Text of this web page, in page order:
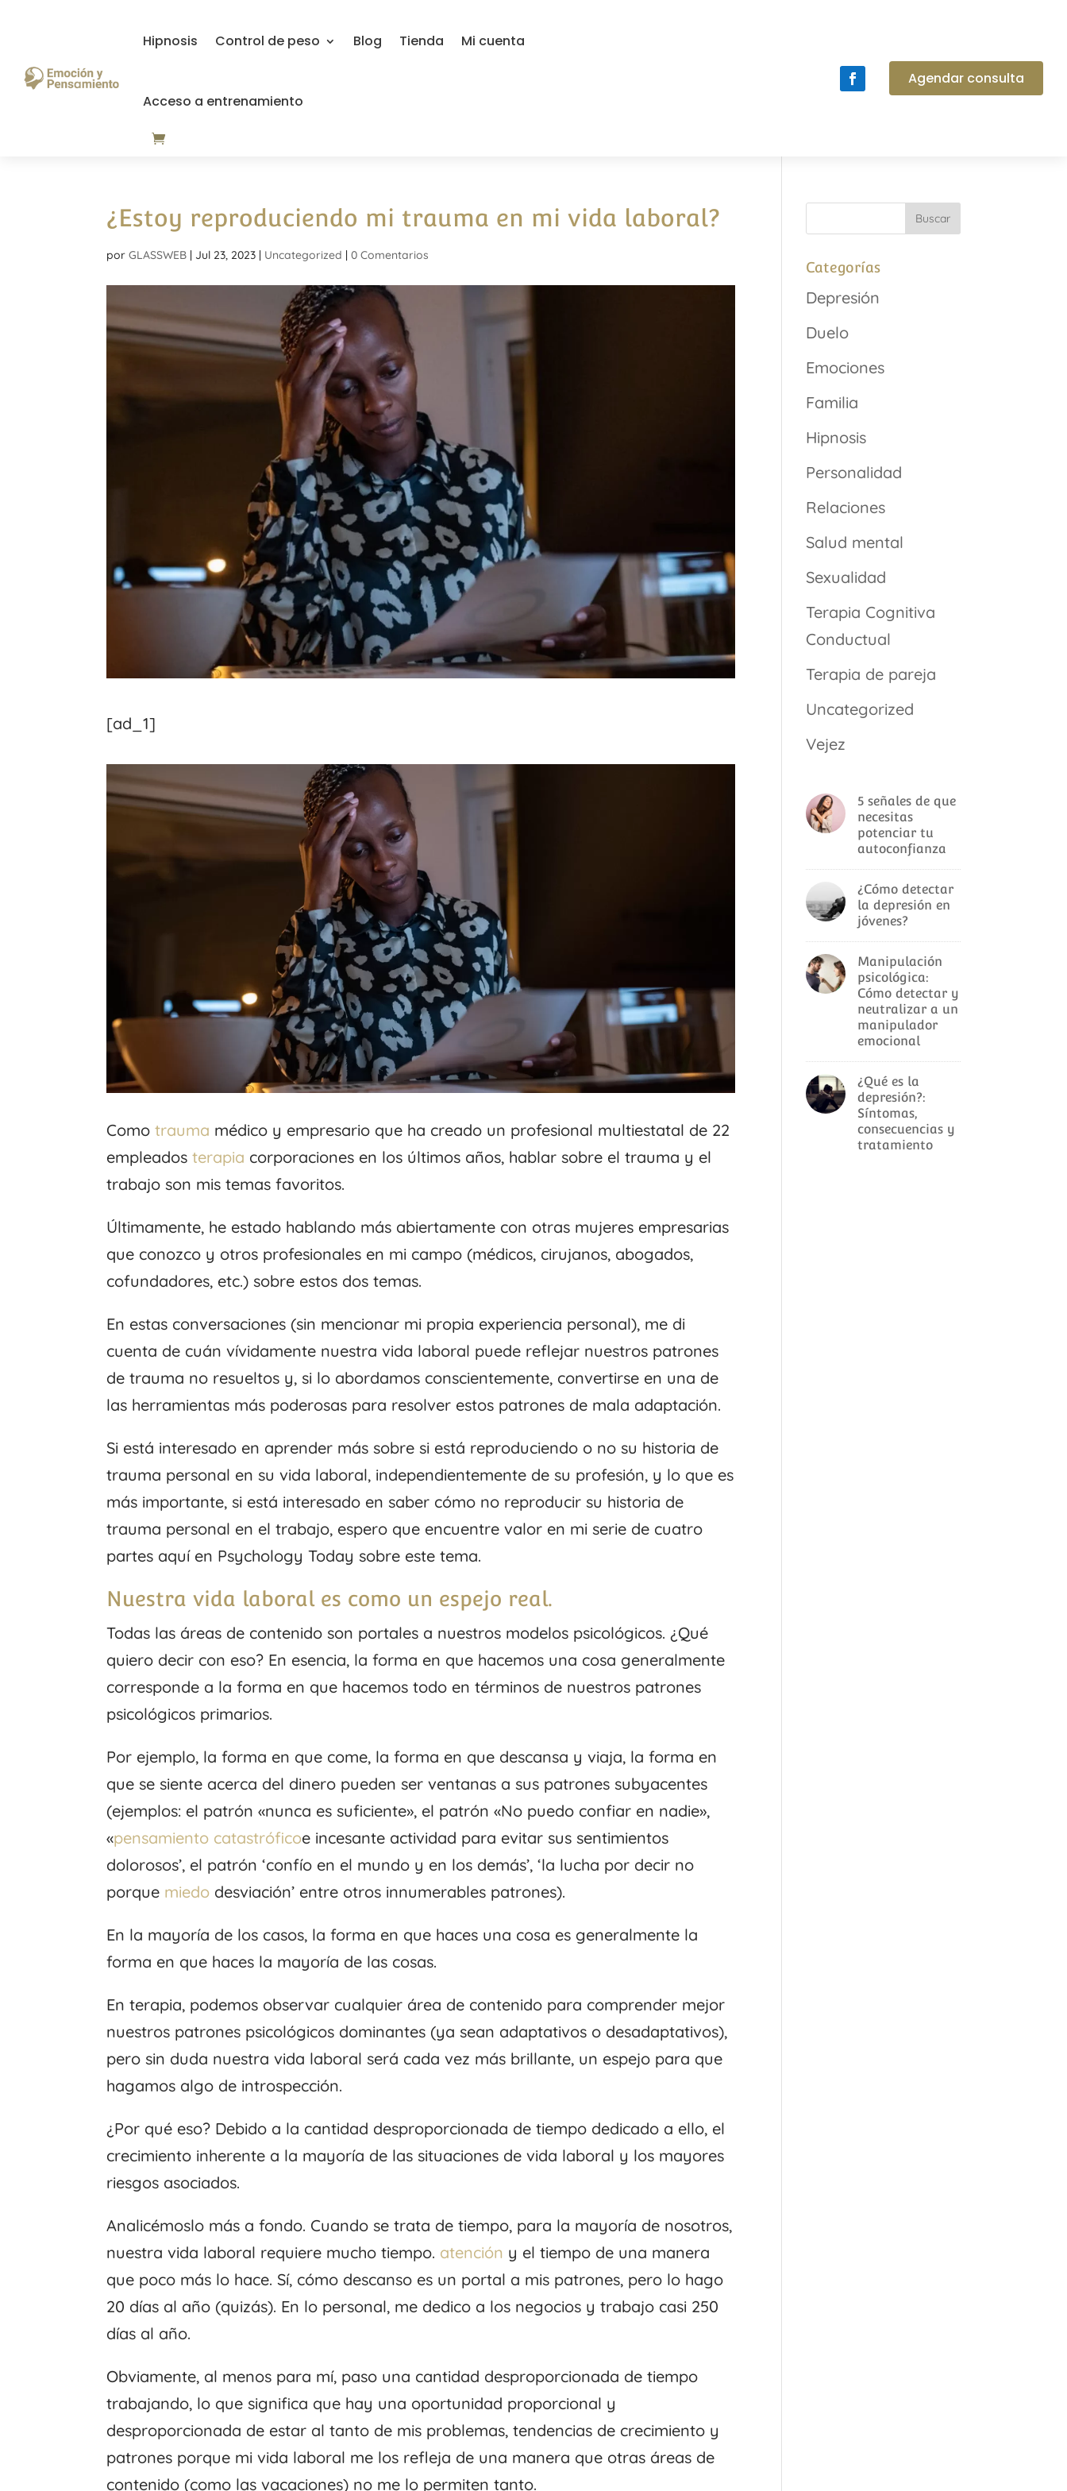
Hipnosis Control de peso Blog Tienda Mi cuenta
Acceso a entrenamiento
Agendar consulta
¿Estoy reproduciendo mi trauma en mi vida laboral?
porGLASSWEB | Jul 23, 2023 | Uncategorized |0 Comentarios
[ad_1]
Comotrauma médico y empresario que ha creado un profesional multiestatal de 22
empleadosterapia corporaciones en los últimos años, hablar sobre el trauma y el
trabajo son mis temas favoritos.
Últimamente, he estado hablando más abiertamente con otras mujeres empresarias
que conozco y otros profesionales en mi campo (médicos, cirujanos, abogados,
cofundadores, etc.) sobre estos dos temas.
En estas conversaciones (sin mencionar mi propia experiencia personal), me di
cuenta de cuán vívidamente nuestra vida laboral puede reflejar nuestros patrones
de trauma no resueltos y, si lo abordamos conscientemente, convertirse en una de
las herramientas más poderosas para resolver estos patrones de mala adaptación.
Si está interesado en aprender más sobre si está reproduciendo o no su historia de
trauma personal en su vida laboral, independientemente de su profesión, y lo que es
más importante, si está interesado en saber cómo no reproducir su historia de
trauma personal en el trabajo, espero que encuentre valor en mi serie de cuatro
partes aquí en Psychology Today sobre este tema.
Nuestra vida laboral es como un espejo real.
Todas las áreas de contenido son portales a nuestros modelos psicológicos. ¿Qué
quiero decir con eso? En esencia, la forma en que hacemos una cosa generalmente
corresponde a la forma en que hacemos todo en términos de nuestros patrones
psicológicos primarios.
Por ejemplo, la forma en que come, la forma en que descansa y viaja, la forma en
que se siente acerca del dinero pueden ser ventanas a sus patrones subyacentes
(ejemplos: el patrón «nunca es suficiente», el patrón «No puedo confiar en nadie»,
«pensamiento catastróficoe incesante actividad para evitar sus sentimientos
dolorosos’, el patrón ‘confío en el mundo y en los demás’, ‘la lucha por decir no
porque miedo desviación’ entre otros innumerables patrones).
En la mayoría de los casos, la forma en que haces una cosa es generalmente la
forma en que haces la mayoría de las cosas.
En terapia, podemos observar cualquier área de contenido para comprender mejor
nuestros patrones psicológicos dominantes (ya sean adaptativos o desadaptativos),
pero sin duda nuestra vida laboral será cada vez más brillante, un espejo para que
hagamos algo de introspección.
¿Por qué eso? Debido a la cantidad desproporcionada de tiempo dedicado a ello, el
crecimiento inherente a la mayoría de las situaciones de vida laboral y los mayores
riesgos asociados.
Analicémoslo más a fondo. Cuando se trata de tiempo, para la mayoría de nosotros,
nuestra vida laboral requiere mucho tiempo. atención y el tiempo de una manera
que poco más lo hace. Sí, cómo descanso es un portal a mis patrones, pero lo hago
20 días al año (quizás). En lo personal, me dedico a los negocios y trabajo casi 250
días al año.
Obviamente, al menos para mí, paso una cantidad desproporcionada de tiempo
trabajando, lo que significa que hay una oportunidad proporcional y
desproporcionada de estar al tanto de mis problemas, tendencias de crecimiento y
patrones porque mi vida laboral me los refleja de una manera que otras áreas de
contenido (como las vacaciones) no me lo permiten tanto.
Categorías
Depresión
Duelo
Emociones
Familia
Hipnosis
Personalidad
Relaciones
Salud mental
Sexualidad
Terapia Cognitiva
Conductual
Terapia de pareja
Uncategorized
Vejez
5 señales de que
necesitas
potenciar tu
autoconfianza
¿Cómo detectar
la depresión en
jóvenes?
Manipulación
psicológica:
Cómo detectar y
neutralizar a un
manipulador
emocional
¿Qué es la
depresión?:
Síntomas,
consecuencias y
tratamiento